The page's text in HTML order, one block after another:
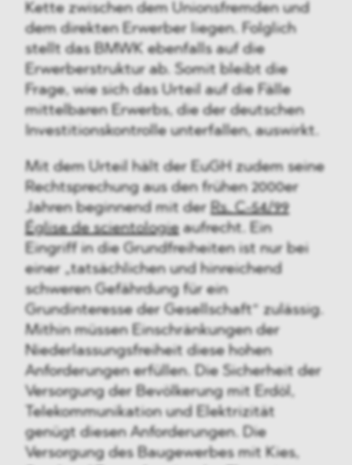
Kette zwischen dem Unionsfremden und
dem direkten Erwerber liegen. Folglich
stellt das BMWK ebenfalls auf die
Erwerberstruktur ab. Somit bleibt die
Frage, wie sich das Urteil auf die Fälle
mittelbaren Erwerbs, die der deutschen
Investitionskontrolle unterfallen, auswirkt.
Mit dem Urteil hält der EuGH zudem seine
Rechtsprechung aus den frühen 2000er
Jahren beginnend mit der Rs. C-54/99
Église de scientologieaufrecht. Ein
Eingriff in die Grundfreiheiten ist nur bei
einer „tatsächlichen und hinreichend
schweren Gefährdung für ein
Grundinteresse der Gesellschaft“ zulässig.
Mithin müssen Einschränkungen der
Niederlassungsfreiheit diese hohen
Anforderungen erfüllen. Die Sicherheit der
Versorgung der Bevölkerung mit Erdöl,
Telekommunikation und Elektrizität
genügt diesen Anforderungen. Die
Versorgung des Baugewerbes mit Kies,